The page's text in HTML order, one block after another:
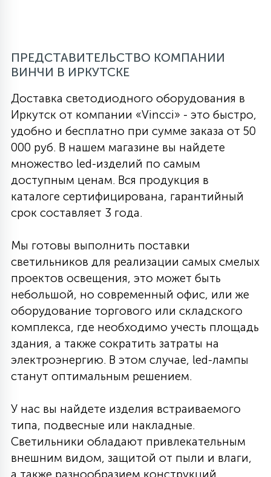
ПРЕДСТАВИТЕЛЬСТВО КОМПАНИИ
ВИНЧИ В ИРКУТСКЕ
Доставка светодиодного оборудования в
Иркутск от компании «Vincci» - это быстро,
удобно и бесплатно при сумме заказа от 50
000 руб. В нашем магазине вы найдете
множество led-изделий по самым
доступным ценам. Вся продукция в
каталоге сертифицирована, гарантийный
срок составляет 3 года.
Мы готовы выполнить поставки
светильников для реализации самых смелых
проектов освещения, это может быть
небольшой, но современный офис, или же
оборудование торгового или складского
комплекса, где необходимо учесть площадь
здания, а также сократить затраты на
электроэнергию. В этом случае, led-лампы
станут оптимальным решением.
У нас вы найдете изделия встраиваемого
типа, подвесные или накладные.
Светильники обладают привлекательным
внешним видом, защитой от пыли и влаги,